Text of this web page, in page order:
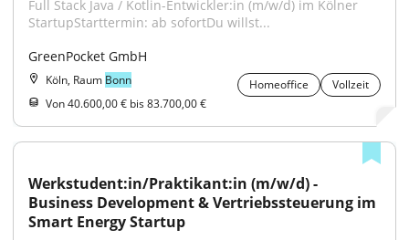
Full Stack Java / Kotlin-Entwickler:in (m/w/d) im Kölner
StartupStarttermin: ab sofortDu willst...
GreenPocket GmbH
Köln, Raum Bonn Homeoffice
Vollzeit
Von 40.600,00 € bis 83.700,00 €
Werkstudent:in/Praktikant:in (m/w/d) -
Business Development & Vertriebssteuerung im
Smart Energy Startup